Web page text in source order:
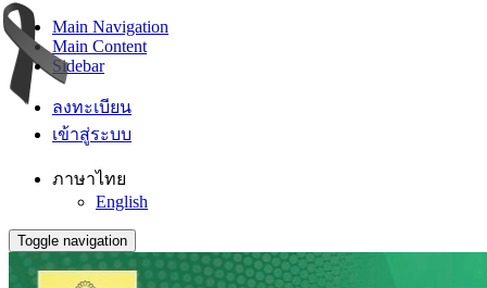
Main Navigation
Main Content
Sidebar
ลงทะเบียน
เข้าสู่ระบบ
ภาษาไทย
English
Toggle navigation